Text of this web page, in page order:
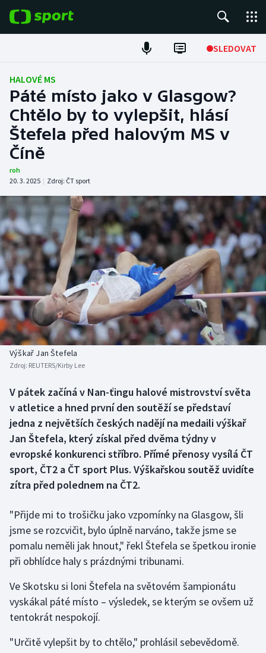
SLEDOVAT
Fotbal
Hokej
Tenis
Atletika
DALŠÍ SPORTY
Americký fotbal
Baseball a softbal
Basketbal
Biatlon
Boby a skeleton
Box
Curling
Dostihy
Florbal
Golf
Gymnastika
Házená
Jezdectví
Judo
NEPŘEHLÉDNĚTE
Soutěže
Historické návraty
Aplikace ČT sport
AZ kvíz
HALOVÉ MS
Páté místo jako v Glasgow?
Chtělo by to vylepšit, hlásí
Štefela před halovým MS v
Číně
roh
20. 3. 2025 | Zdroj: ČT sport
Výškař Jan Štefela
Zdroj: REUTERS/Kirby Lee
V pátek začíná v Nan-ťingu halové mistrovství světa
v atletice a hned první den soutěží se představí
jedna z největších českých nadějí na medaili výškař
Jan Štefela, který získal před dvěma týdny v
evropské konkurenci stříbro. Přímé přenosy vysílá ČT
sport, ČT2 a ČT sport Plus. Výškařskou soutěž uvidíte
zítra před polednem na ČT2.
"Přijde mi to trošičku jako vzpomínky na Glasgow, šli
jsme se rozcvičit, bylo úplně narváno, takže jsme se
pomalu neměli jak hnout," řekl Štefela se špetkou ironie
při obhlídce haly s prázdnými tribunami.
Ve Skotsku si loni Štefela na světovém šampionátu
vyskákal páté místo – výsledek, se kterým se ovšem už
tentokrát nespokojí.
"Určitě vylepšit by to chtělo," prohlásil sebevědomě.